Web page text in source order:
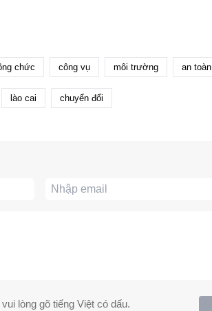
chức công vụ môi trường an toàn
lào cai chuyển đổi
lòng gõ tiếng Việt có dấu.